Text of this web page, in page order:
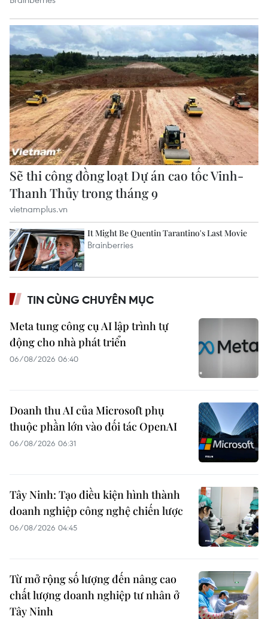
TIN CÙNG CHUYÊN MỤC
Meta tung công cụ AI lập trình tự
động cho nhà phát triển
06/08/2026 06:40
Doanh thu AI của Microsoft phụ
thuộc phần lớn vào đối tác OpenAI
06/08/2026 06:31
Tây Ninh: Tạo điều kiện hình thành
doanh nghiệp công nghệ chiến lược
06/08/2026 04:45
Từ mở rộng số lượng đến nâng cao
chất lượng doanh nghiệp tư nhân ở
Tây Ninh